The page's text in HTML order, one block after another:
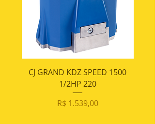
CJ GRAND KDZ SPEED 1500
1/2HP 220
Preço
R$ 1.539,00